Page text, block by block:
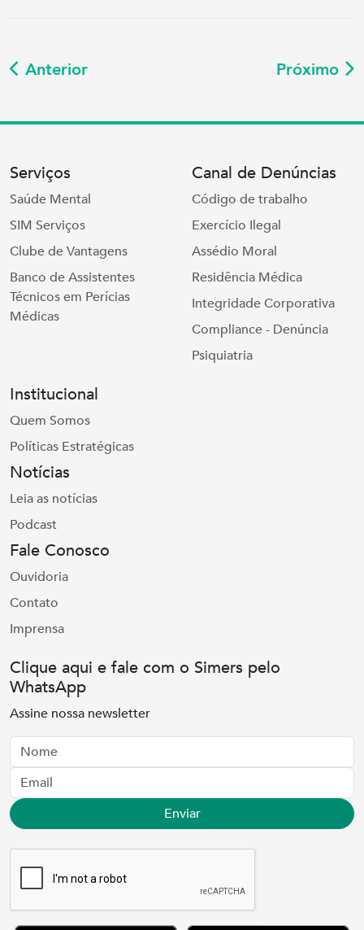
Anterior Próximo
Serviços
Saúde Mental
SIM Serviços
Clube de Vantagens
Banco de Assistentes
Técnicos em Perícias
Médicas
Canal de Denúncias
Código de trabalho
Exercício Ilegal
Assédio Moral
Residência Médica
Integridade Corporativa
Compliance - Denúncia
Psiquiatria
Institucional
Quem Somos
Políticas Estratégicas
Notícias
Leia as notícias
Podcast
Fale Conosco
Ouvidoria
Contato
Imprensa
Clique aqui e fale com o Simers pelo
WhatsApp
Assine nossa newsletter
Nome
Email
Enviar